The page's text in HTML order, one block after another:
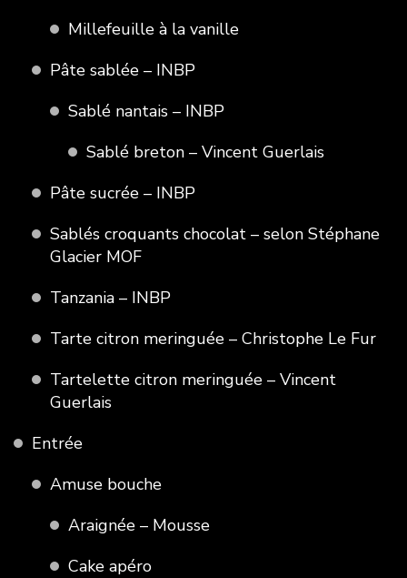
Millefeuille à la vanille
Pâte sablée – INBP
Sablé nantais – INBP
Sablé breton – Vincent Guerlais
Pâte sucrée – INBP
Sablés croquants chocolat – selon Stéphane
Glacier MOF
Tanzania – INBP
Tarte citron meringuée – Christophe Le Fur
Tartelette citron meringuée – Vincent
Guerlais
Entrée
Amuse bouche
Araignée – Mousse
Cake apéro